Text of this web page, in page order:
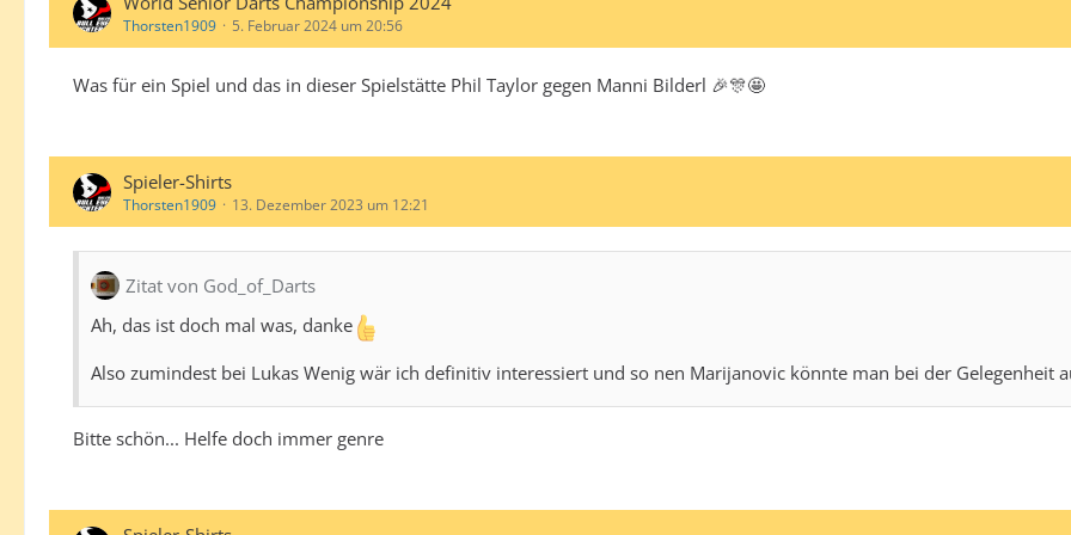
Thorsten1909 5. Februar 2024 um 20:56
Was für ein Spiel und das in dieser Spielstätte Phil Taylor gegen Manni Bilderl 🎉🎊🤩
Spieler-Shirts
Thorsten1909 13. Dezember 2023 um 12:21
Zitat von God_of_Darts
Ah, das ist doch mal was, danke
Also zumindest bei Lukas Wenig wär ich definitiv interessiert und so nen Marijanovic könnte man bei der Gelegenheit
Bitte schön... Helfe doch immer genre